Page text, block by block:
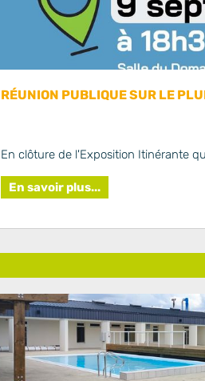
RÉUNION PUBLIQUE SUR LE
En clôture de l'Exposition Itinérante
En savoir plus...